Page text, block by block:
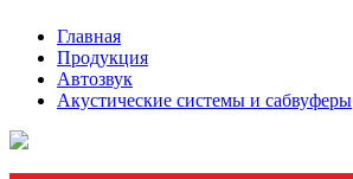
Главная
Продукция
Автозвук
Акустические системы и сабвуферы